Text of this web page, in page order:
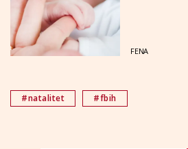
FENA
#natalitet #fbih